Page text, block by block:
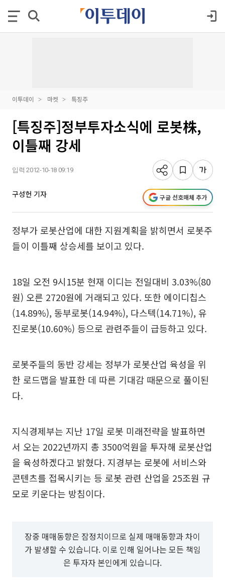
이투데이 마켓 특징주
[특징주]정부투자소식에 로봇株,
이틀째 강세
입력 2012-10-18 09:19
구성헌 기자 구글 선호매체 추가
정부가 로봇산업에 대한 지원계획을 밝히면서 로봇주
들이 이틀째 상승세를 보이고 있다.
18일 오전 9시15분 현재 이디는 전일대비 3.03%(80
원) 오른 2720원에 거래되고 있다. 또한 에이디칩스
(14.89%), 동부로봇(14.94%), 다스텍(14.71%), 유
진로봇(10.60%) 등으로 관련주들이 급등하고 있다.
로봇주들의 동반 강세는 정부가 로봇산업 육성을 위
한 로드맵을 발표한 데 따른 기대감 때문으로 풀이된
다.
지식경제부는 지난 17일 로봇 미래전략을 발표하면
서 오는 2022년까지 총 3500억원을 투자해 로봇산업
을 육성하겠다고 밝혔다. 지경부는 로봇에 서비스와
콘텐츠를 접목시키는 등 로봇 관련 산업을 25조원 규
모로 키운다는 방침이다.
장중 매매동향은 잠정치이므로 실제 매매동향과 차이
가 발생할 수 있습니다. 이로 인해 일어나는 모든 책임
은 투자자 본인에게 있습니다.